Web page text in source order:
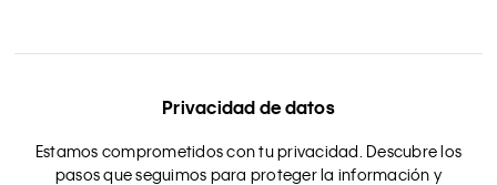
Privacidad de datos
Estamos comprometidos con tu privacidad. Descubre los
pasos que seguimos para proteger la información y